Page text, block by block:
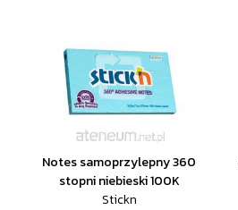
Notes samoprzylepny 360
stopni niebieski 100K
Stickn